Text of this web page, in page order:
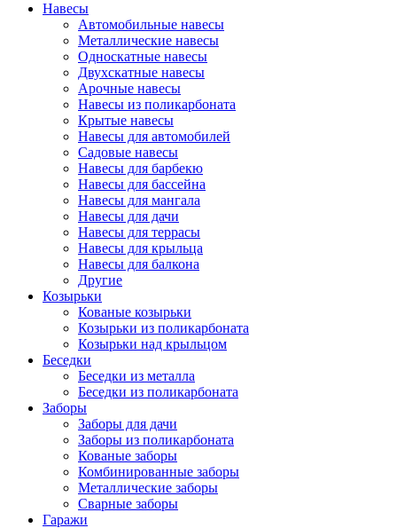
Навесы
Автомобильные навесы
Металлические навесы
Односкатные навесы
Двухскатные навесы
Арочные навесы
Навесы из поликарбоната
Крытые навесы
Навесы для автомобилей
Садовые навесы
Навесы для барбекю
Навесы для бассейна
Навесы для мангала
Навесы для дачи
Навесы для террасы
Навесы для крыльца
Навесы для балкона
Другие
Козырьки
Кованые козырьки
Козырьки из поликарбоната
Козырьки над крыльцом
Беседки
Беседки из металла
Беседки из поликарбоната
Заборы
Заборы для дачи
Заборы из поликарбоната
Кованые заборы
Комбинированные заборы
Металлические заборы
Сварные заборы
Гаражи